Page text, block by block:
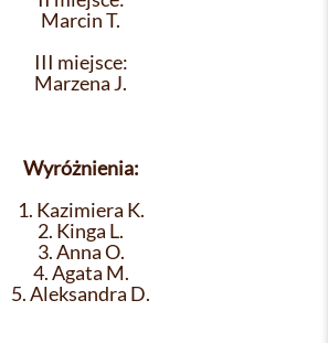
Marcin T.
III miejsce:
Marzena J.
Wyróżnienia:
1. Kazimiera K.
2. Kinga L.
3. Anna O.
4. Agata M.
5. Aleksandra D.